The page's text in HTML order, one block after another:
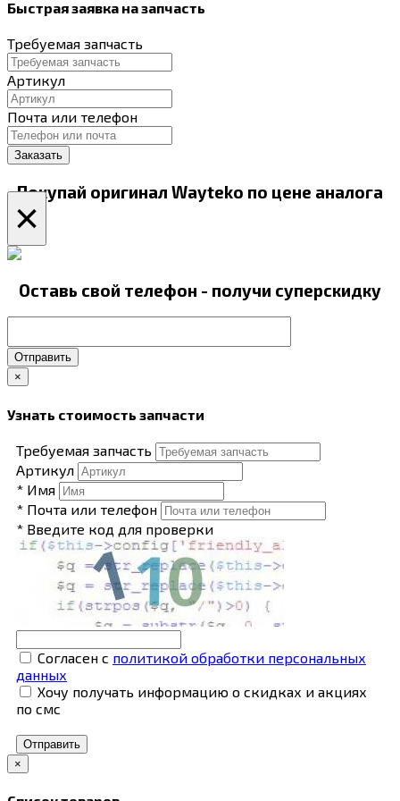
Быстрая заявка на запчасть
Требуемая запчасть
Артикул
Почта или телефон
Покупай оригинал Wayteko по цене аналога
×
Оставь свой телефон - получи суперскидку
Отправить
×
Узнать стоимость запчасти
Требуемая запчасть
Артикул
* Имя
* Почта или телефон
* Введите код для проверки
Согласен с политикой обработки персональных
данных
Хочу получать информацию о скидках и акциях
по смс
Отправить
×